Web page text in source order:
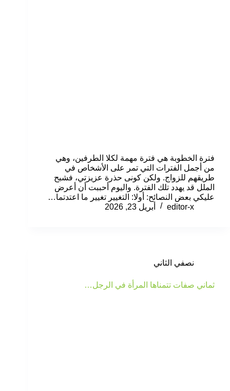
فترة الخطوبة هي فترة مهمة لكلا الطرفين، وهي
من أجمل الفترات التي تمر على الأشخاص في
طريقهم للزواج. ولكن كونى حذرة عزيزتي، فشبح
الملل قد يهدد تلك الفترة. واليوم أحببت أن أعرض
عليكي بعض النصائح: أولا: التغيير تغيير ما اعتدتما…
editor-x
أبريل 23, 2026
نصفي الثاني
ثماني صفات تتمناها المرأة في الرجل…